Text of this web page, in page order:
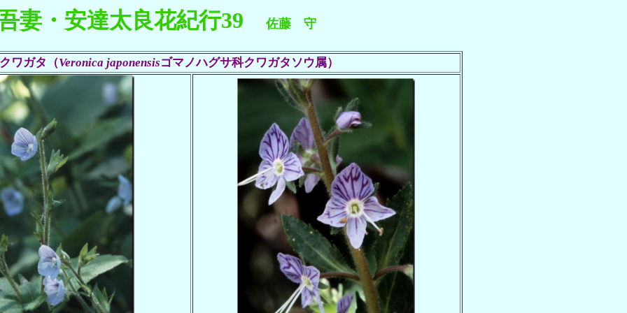
妻・安達太良花紀行39 佐藤 守
ワガタ（Veronica japonensisゴマノハグサ科クワガタソウ属）